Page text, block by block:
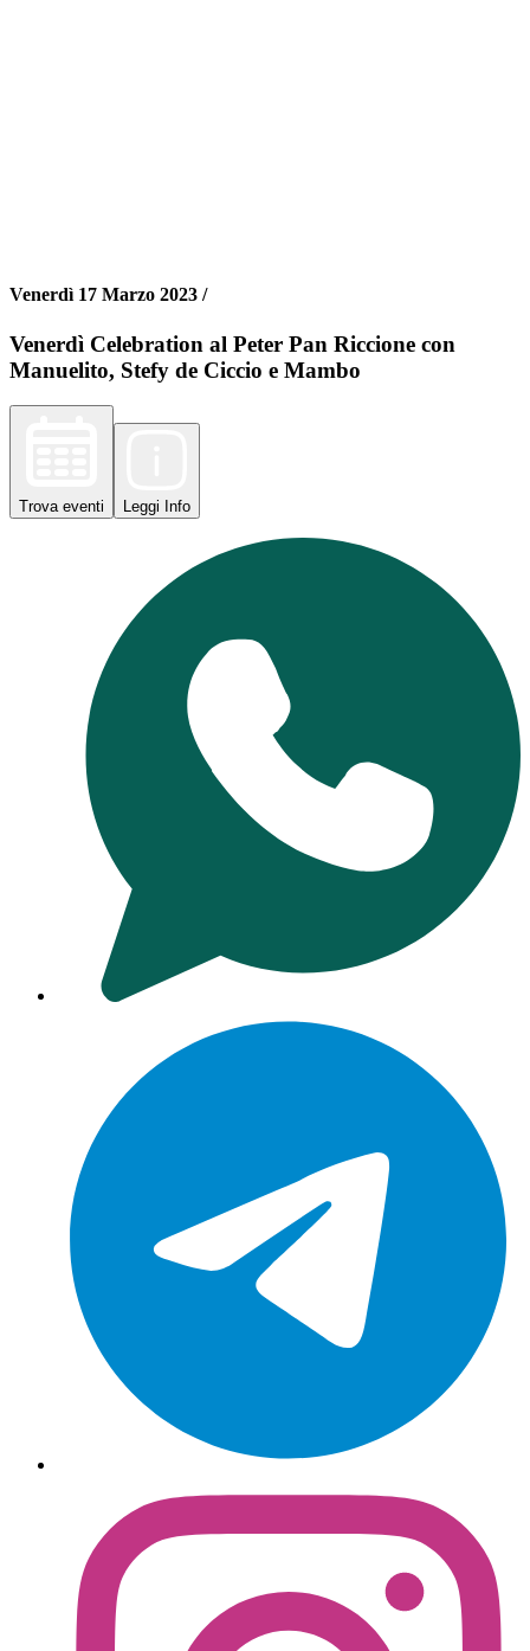
Venerdì 17 Marzo 2023 /
Venerdì Celebration al Peter Pan Riccione con
Manuelito, Stefy de Ciccio e Mambo
Trova eventi Leggi Info